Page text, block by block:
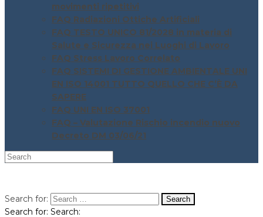
movimenti ripetitivi
FAQ Radiazioni Ottiche Artificiali
FAQ TESTO UNICO 81/2028 in materia di
Salute e Sicurezza nei Luoghi di Lavoro
FAQ Stress Lavoro Correlato
FAQ SISTEMI DI GESTIONE AMBIENTALE UNI
EN ISO 14001 TUTTO QUELLO CHE C’È DA
SAPERE
FAQ UNI EN ISO 37001
FAQ – Valutazione Rischio incendio nuovo
Decreto DM 03/06/21
Search for:
Search for: Search: